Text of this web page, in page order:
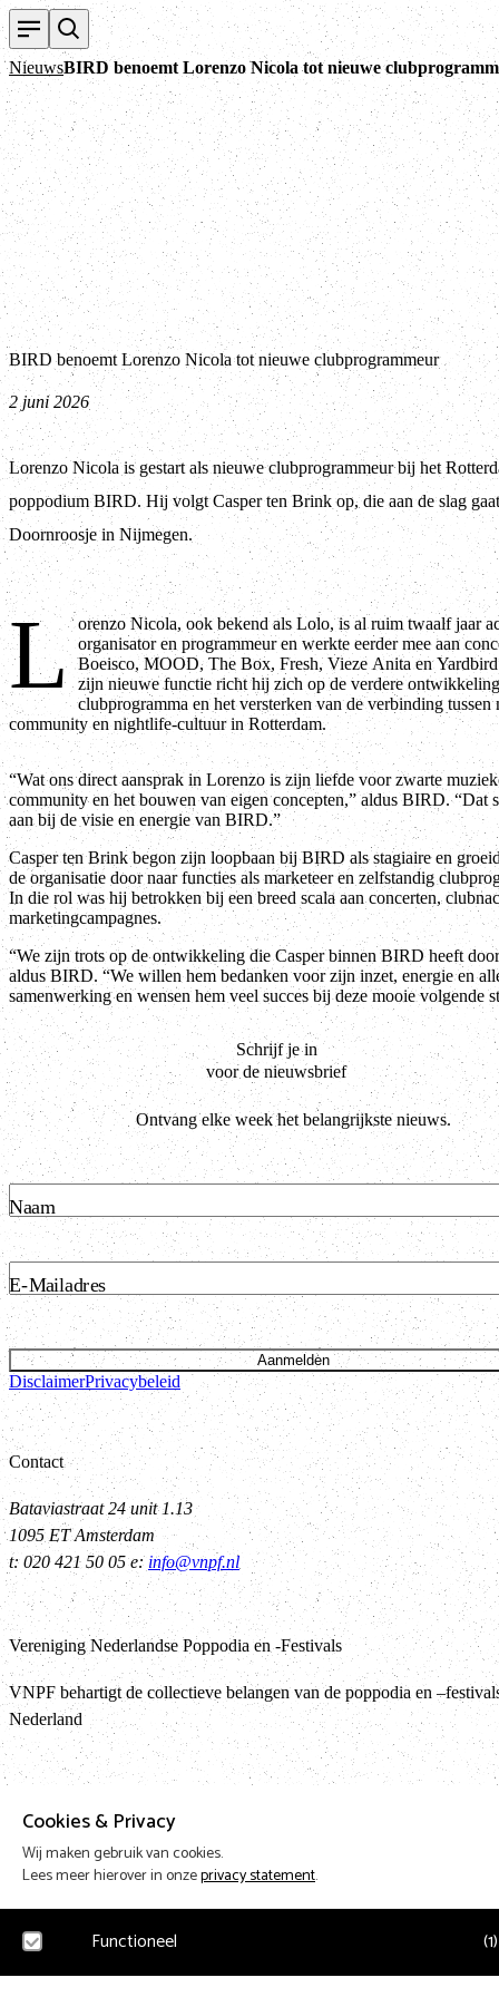
Cookies & Privacy
Wij maken gebruik van cookies.
Lees meer hierover in onzeprivacy statement.
Functioneel (1)
NieuwsBIRD benoemt Lorenzo Nicola tot nieuwe
BIRD benoemt Lorenzo Nicola tot nieuwe clubprogrammeur
2 juni 2026
Lorenzo Nicola is gestart als nieuwe clubprogrammeur bij het
poppodium BIRD. Hij volgt Casper ten Brink op, die aan de slag
Doornroosje in Nijmegen.
L orenzo Nicola, ook bekend als Lolo, is al ruim twaalf jaar
organisator en programmeur en werkte eerder mee aan
Boeisco, MOOD, The Box, Fresh, Vieze Anita en
zijn nieuwe functie richt hij zich op de verdere
clubprogramma en het versterken van de verbinding tussen
community en nightlife-cultuur in Rotterdam.
“Wat ons direct aansprak in Lorenzo is zijn liefde voor zwarte
community en het bouwen van eigen concepten,” aldus BIRD. “Dat
aan bij de visie en energie van BIRD.”
Casper ten Brink begon zijn loopbaan bij BIRD als stagiaire en
de organisatie door naar functies als marketeer en zelfstandig
In die rol was hij betrokken bij een breed scala aan concerten,
marketingcampagnes.
“We zijn trots op de ontwikkeling die Casper binnen BIRD heeft
aldus BIRD. “We willen hem bedanken voor zijn inzet, energie en
samenwerking en wensen hem veel succes bij deze mooie volgende
Schrijf je in
voor de nieuwsbrief
Ontvang elke week het belangrijkste nieuws.
Naam
E-Mailadres
Aanmelden
DisclaimerPrivacybeleid
Contact
Bataviastraat 24 unit 1.13
1095 ET Amsterdam
t: 020 421 50 05 e: info@vnpf.nl
Vereniging Nederlandse Poppodia en -Festivals
VNPF behartigt de collectieve belangen van de poppodia en
Nederland
Design & Code by Eagerly